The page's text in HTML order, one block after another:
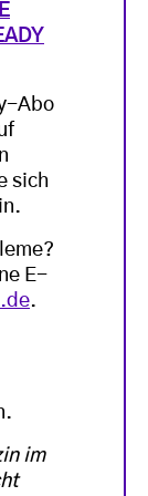
Abo
sich
E-
.
im